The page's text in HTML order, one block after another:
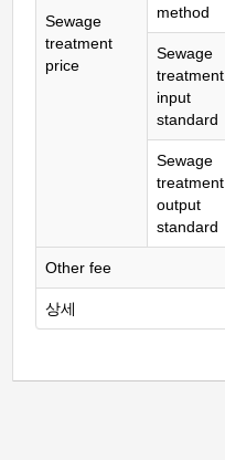
Sewage
treatment
price
method
Sewage
treatment
input
standard
Sewage
treatment
output
standard
Other fee
상세